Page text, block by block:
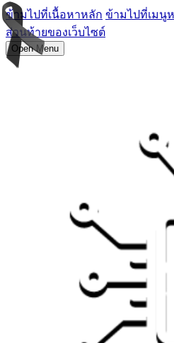
ข้ามไปที่เนื้อหาหลัก ข้ามไปที่เมนู
ส่วนท้ายของเว็บไซต์
Open Menu